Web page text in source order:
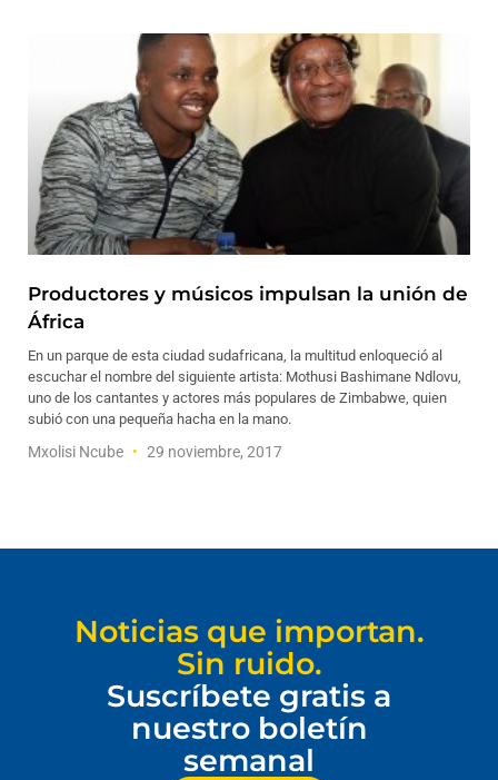
Productores y músicos impulsan la unión de
África
En un parque de esta ciudad sudafricana, la multitud enloqueció al
escuchar el nombre del siguiente artista: Mothusi Bashimane Ndlovu,
uno de los cantantes y actores más populares de Zimbabwe, quien
subió con una pequeña hacha en la mano.
Mxolisi Ncube 29 noviembre, 2017
Noticias que importan.
Sin ruido.
Suscríbete gratis a
nuestro boletín
semanal